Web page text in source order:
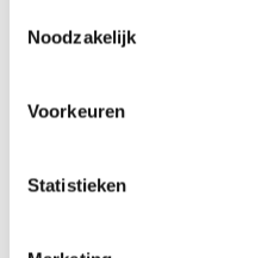
Noodzakelijk
Voorkeuren
Statistieken
Cv-ketels
arrow_forward Lees verder